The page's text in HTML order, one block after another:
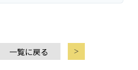
一覧に戻る